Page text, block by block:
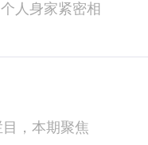
人身家紧密相
，本期聚焦